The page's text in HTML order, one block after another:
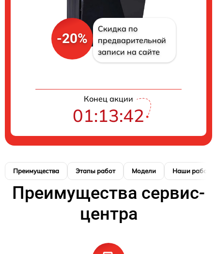
-20%
Скидка по
предварительной
записи на сайте
Конец акции
01:13:42
Преимущества Этапы работ Модели Наши работы
Преимущества сервис-
центра